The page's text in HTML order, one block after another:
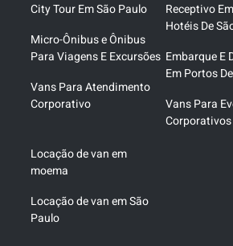
City Tour Em São Paulo
Micro-Ônibus e Ônibus
Para Viagens E Excursões
Vans Para Atendimento
Corporativo
Receptivo
Hotéis De
Embarque E
Em Portos
Vans Para
Corporativos
Locação de van em
moema
Locação de van em São
Paulo